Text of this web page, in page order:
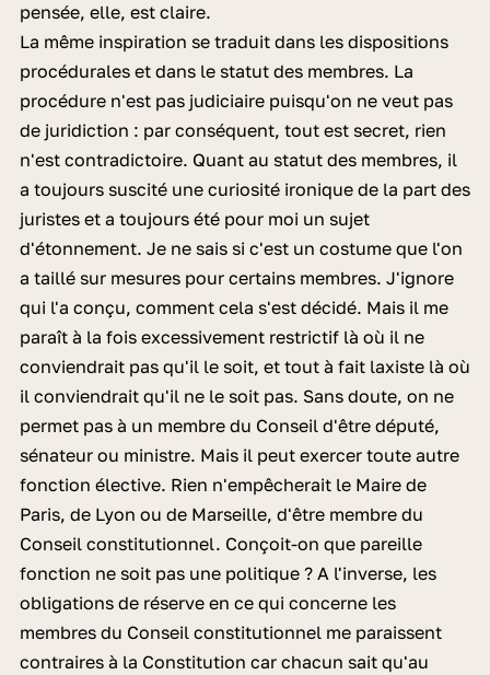
pensée, elle, est claire.
La même inspiration se traduit dans les dispositions
procédurales et dans le statut des membres. La
procédure n'est pas judiciaire puisqu'on ne veut pas
de juridiction : par conséquent, tout est secret, rien
n'est contradictoire. Quant au statut des membres, il
a toujours suscité une curiosité ironique de la part des
juristes et a toujours été pour moi un sujet
d'étonnement. Je ne sais si c'est un costume que l'on
a taillé sur mesures pour certains membres. J'ignore
qui l'a conçu, comment cela s'est décidé. Mais il me
paraît à la fois excessivement restrictif là où il ne
conviendrait pas qu'il le soit, et tout à fait laxiste là où
il conviendrait qu'il ne le soit pas. Sans doute, on ne
permet pas à un membre du Conseil d'être député,
sénateur ou ministre. Mais il peut exercer toute autre
fonction élective. Rien n'empêcherait le Maire de
Paris, de Lyon ou de Marseille, d'être membre du
Conseil constitutionnel. Conçoit-on que pareille
fonction ne soit pas une politique ? A l'inverse, les
obligations de réserve en ce qui concerne les
membres du Conseil constitutionnel me paraissent
contraires à la Constitution car chacun sait qu'au